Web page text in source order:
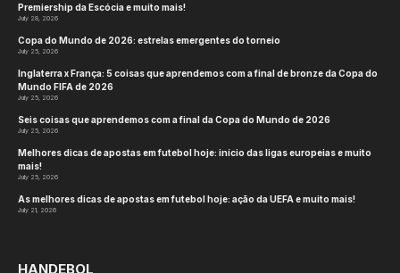
Premiership da Escócia e muito mais!
July 28, 2026
Copa do Mundo de 2026: estrelas emergentes do torneio
July 25, 2026
Inglaterra x França: 5 coisas que aprendemos com a final de bronze da Copa do
Mundo FIFA de 2026
July 25, 2026
Seis coisas que aprendemos com a final da Copa do Mundo de 2026
July 25, 2026
Melhores dicas de apostas em futebol hoje: início das ligas europeias e muito
mais!
July 25, 2026
As melhores dicas de apostas em futebol hoje: ação da UEFA e muito mais!
July 21, 2026
HANDEBOL